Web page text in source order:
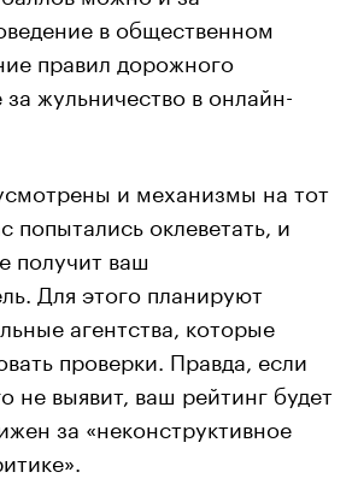
в общественном
правил дорожного
жульничество в онлайн-
и механизмы на тот
попытались оклеветать, и
получит ваш
Для этого планируют
агентства, которые
проверки. Правда, если
не выявит, ваш рейтинг будет
за «неконструктивное